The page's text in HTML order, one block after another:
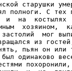
старушки
полноги. С тех
на  костылях
хозяином,
мог
из
пьян он или
одинаково